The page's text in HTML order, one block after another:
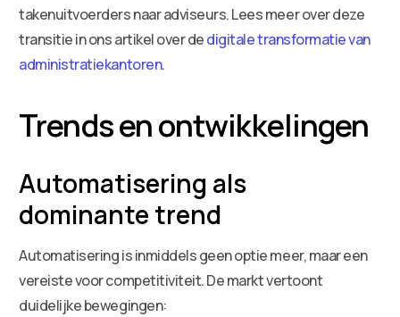
takenuitvoerders naar adviseurs. Lees meer over deze
transitie in ons artikel over dedigitale transformatie van
administratiekantoren.
Trends en ontwikkelingen
Automatisering als
dominante trend
Automatisering is inmiddels geen optie meer, maar een
vereiste voor competitiviteit. De markt vertoont
duidelijke bewegingen: